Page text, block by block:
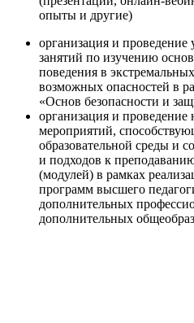
опыты и другие)
организация и
занятий по изучению
поведения в
возможных опасностей в
«Основ безопасности и
организация и проведение
мероприятий,
образовательной среды и
и подходов к
(модулей) в рамках
программ высшего
дополнительных
дополнительных